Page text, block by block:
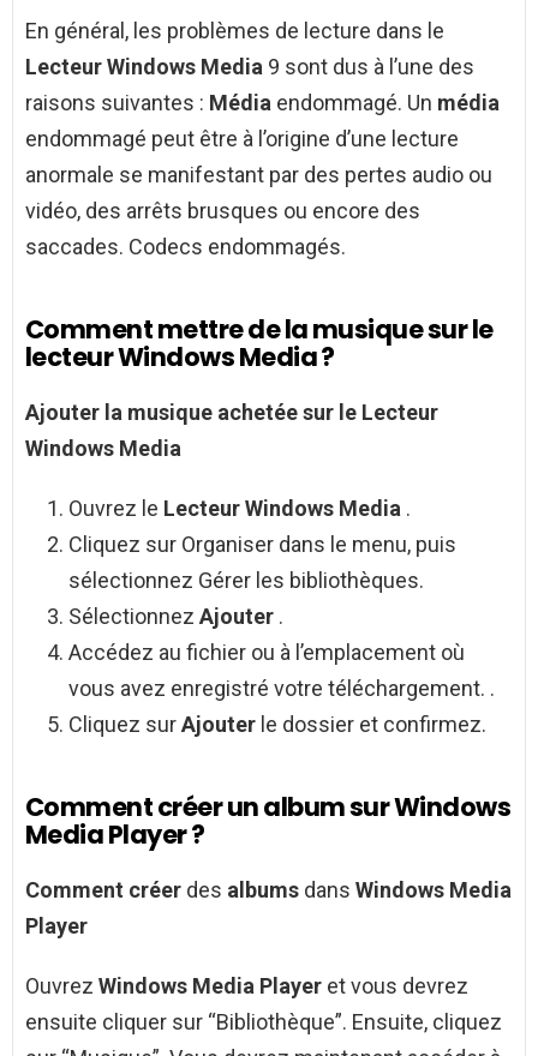
En général, les problèmes de lecture dans le
Lecteur Windows Media 9 sont dus à l’une des
raisons suivantes : Média endommagé. Un média
endommagé peut être à l’origine d’une lecture
anormale se manifestant par des pertes audio ou
vidéo, des arrêts brusques ou encore des
saccades. Codecs endommagés.
Comment mettre de la musique sur le
lecteur Windows Media ?
Ajouter la musique achetée sur le Lecteur
Windows Media
Ouvrez le Lecteur Windows Media .
Cliquez sur Organiser dans le menu, puis
sélectionnez Gérer les bibliothèques.
Sélectionnez Ajouter .
Accédez au fichier ou à l’emplacement où
vous avez enregistré votre téléchargement. .
Cliquez surAjouter le dossier et confirmez.
Comment créer un album sur Windows
Media Player ?
Comment créer des albums dans Windows Media
Player
Ouvrez Windows Media Player et vous devrez
ensuite cliquer sur “Bibliothèque”. Ensuite, cliquez